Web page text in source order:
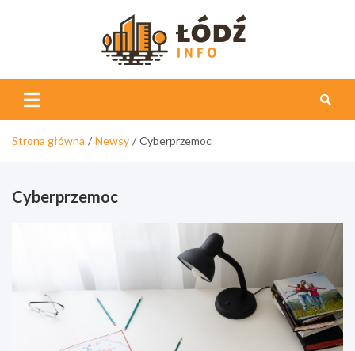
Info
Strona główna Newsy Cyberprzemoc
Cyberprzemoc